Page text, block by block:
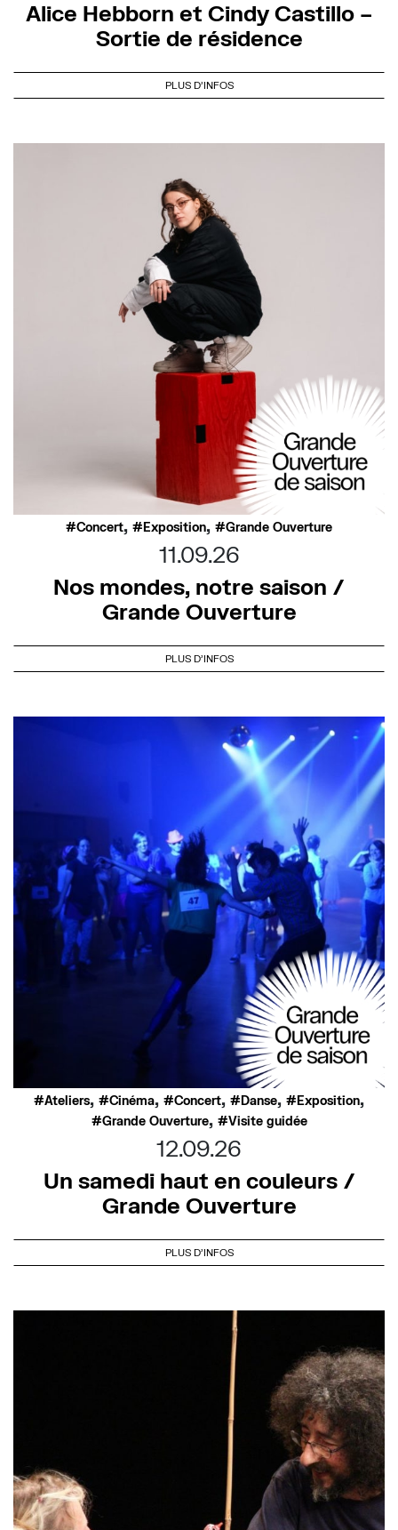
Alice Hebborn et Cindy Castillo –
Sortie de résidence
PLUS D'INFOS
Concert, Exposition, Grande Ouverture
11.09.26
Nos mondes, notre saison /
Grande Ouverture
PLUS D'INFOS
Ateliers, Cinéma, Concert, Danse, Exposition,
Grande Ouverture, Visite guidée
12.09.26
Un samedi haut en couleurs /
Grande Ouverture
PLUS D'INFOS